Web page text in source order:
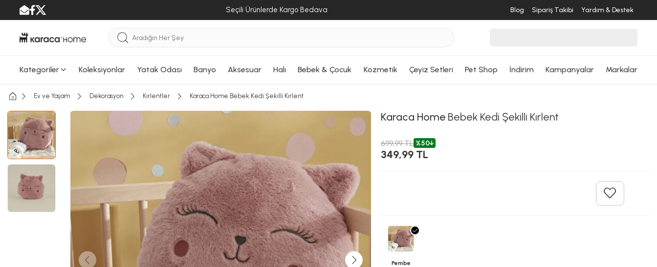
Seçili Ürünlerde Kargo Bedava Blog Sipariş Takibi Yardım & Destek
Kategoriler Koleksiyonlar Yatak Odası Banyo Aksesuar Halı Bebek & Çocuk Kozmetik Çeyiz Setleri Pet Shop İndirim Kampanyalar Markalar
Ev ve Yaşam Dekorasyon Kırlentler Karaca Home Bebek Kedi Şekilli Kırlent
Karaca Home Bebek Kedi Şekilli Kırlent
699,99 TL %50
349,99 TL
Pembe